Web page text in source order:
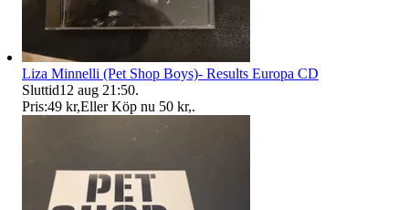
Liza Minnelli (Pet Shop Boys)- Results Europa CD
Sluttid12 aug 21:50.
Pris:49 kr,Eller Köp nu 50 kr,.